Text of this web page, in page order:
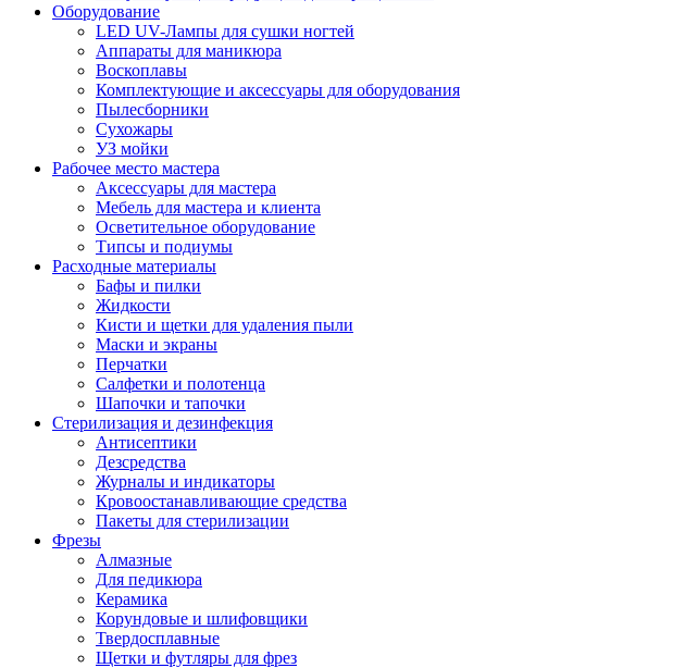
Оборудование
LED UV-Лампы для сушки ногтей
Аппараты для маникюра
Воскоплавы
Комплектующие и аксессуары для оборудования
Пылесборники
Сухожары
УЗ мойки
Рабочее место мастера
Аксессуары для мастера
Мебель для мастера и клиента
Осветительное оборудование
Типсы и подиумы
Расходные материалы
Бафы и пилки
Жидкости
Кисти и щетки для удаления пыли
Маски и экраны
Перчатки
Салфетки и полотенца
Шапочки и тапочки
Стерилизация и дезинфекция
Антисептики
Дезсредства
Журналы и индикаторы
Кровоостанавливающие средства
Пакеты для стерилизации
Фрезы
Алмазные
Для педикюра
Керамика
Корундовые и шлифовщики
Твердосплавные
Щетки и футляры для фрез